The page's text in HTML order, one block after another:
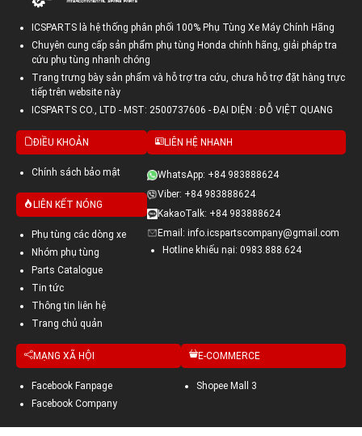
ICSPARTS là hệ thống phân phối 100% Phụ Tùng Xe Máy Chính Hãng
Chuyên cung cấp sản phẩm phụ tùng Honda chính hãng, giải pháp tra
cứu phụ tùng nhanh chóng
Trang trưng bày sản phẩm và hỗ trợ tra cứu, chưa hỗ trợ đặt hàng trực
tiếp trên website này
ICSPARTS CO., LTD - MST: 2500737606 - ĐẠI DIỆN : ĐỖ VIỆT QUANG
ĐIỀU KHOẢN
Chính sách bảo mật
LIÊN KẾT NÓNG
Phụ tùng các dòng xe
Nhóm phụ tùng
Parts Catalogue
Tin tức
Thông tin liên hệ
Trang chủ quản
LIÊN HỆ NHANH
WhatsApp: +84 983888624
Viber: +84 983888624
KakaoTalk: +84 983888624
Email: info.icspartscompany@gmail.com
Hotline khiếu nại: 0983.888.624
MẠNG XÃ HỘI
Facebook Fanpage
Facebook Company
E-COMMERCE
Shopee Mall 3